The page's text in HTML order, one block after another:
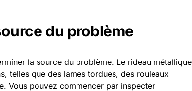
du problème
la source du problème. Le rideau métallique
telles que des lames tordues, des rouleaux
Vous pouvez commencer par inspecter